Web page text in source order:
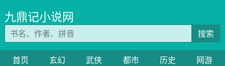
九鼎记小说网
搜索
首页 玄幻 武侠 都市 历史
网游